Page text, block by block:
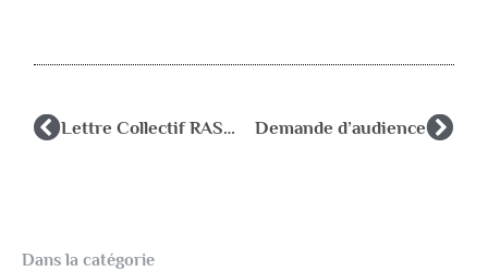
Lettre Collectif RASED au député R.REDA juin 2023 Demande d’audience
Dans la catégorie